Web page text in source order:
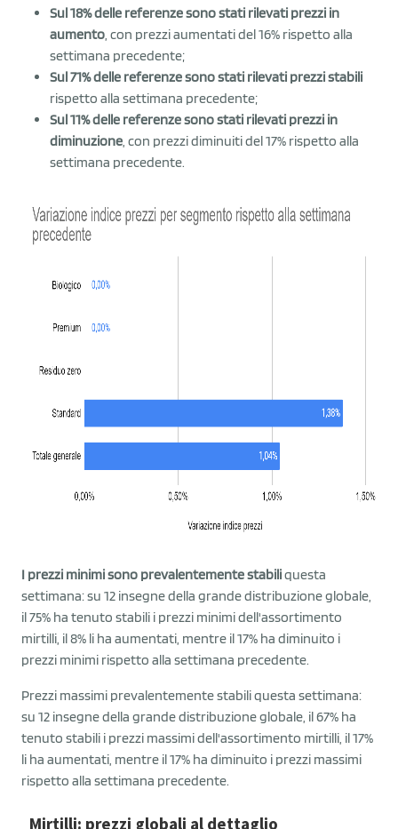
Sul 18% delle referenze sono stati rilevati prezzi in
aumento, con prezzi aumentati del 16% rispetto alla
settimana precedente;
Sul 71% delle referenze sono stati rilevati prezzi stabili
rispetto alla settimana precedente;
Sul 11% delle referenze sono stati rilevati prezzi in
diminuzione, con prezzi diminuiti del 17% rispetto alla
settimana precedente.
I prezzi minimi sono prevalentemente stabiliquesta
settimana: su 12 insegne della grande distribuzione globale,
il 75% ha tenuto stabili i prezzi minimi dell'assortimento
mirtilli, il 8% li ha aumentati, mentre il 17% ha diminuito i
prezzi minimi rispetto alla settimana precedente.
Prezzi massimi prevalentemente stabili questa settimana:
su 12 insegne della grande distribuzione globale, il 67% ha
tenuto stabili i prezzi massimi dell'assortimento mirtilli, il 17%
li ha aumentati, mentre il 17% ha diminuito i prezzi massimi
rispetto alla settimana precedente.